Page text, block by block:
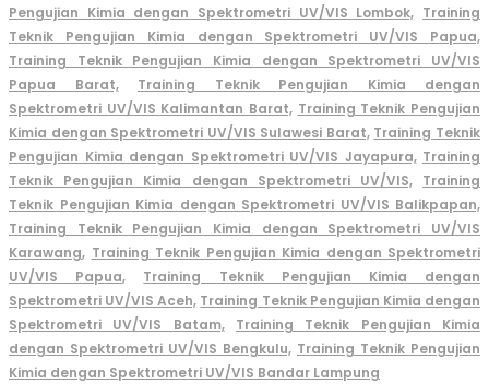
Pengujian Kimia dengan Spektrometri UV/VIS Lombok, Training
Teknik Pengujian Kimia dengan Spektrometri UV/VIS Papua,
Training Teknik Pengujian Kimia dengan Spektrometri UV/VIS
Papua Barat,
Training Teknik Pengujian Kimia dengan
Spektrometri UV/VIS Kalimantan Barat, Training Teknik Pengujian
Kimia dengan Spektrometri UV/VIS Sulawesi Barat, Training Teknik
Pengujian Kimia dengan Spektrometri UV/VIS Jayapura, Training
Teknik Pengujian Kimia dengan Spektrometri UV/VIS, Training
Teknik Pengujian Kimia dengan Spektrometri UV/VIS Balikpapan,
Training Teknik Pengujian Kimia dengan Spektrometri UV/VIS
Karawang, Training Teknik Pengujian Kimia dengan Spektrometri
UV/VIS Papua, Training Teknik Pengujian Kimia dengan
Spektrometri UV/VIS Aceh, Training Teknik Pengujian Kimia dengan
Spektrometri UV/VIS Batam,
Training Teknik Pengujian Kimia
dengan Spektrometri UV/VIS Bengkulu, Training Teknik Pengujian
Kimia dengan Spektrometri UV/VIS Bandar Lampung